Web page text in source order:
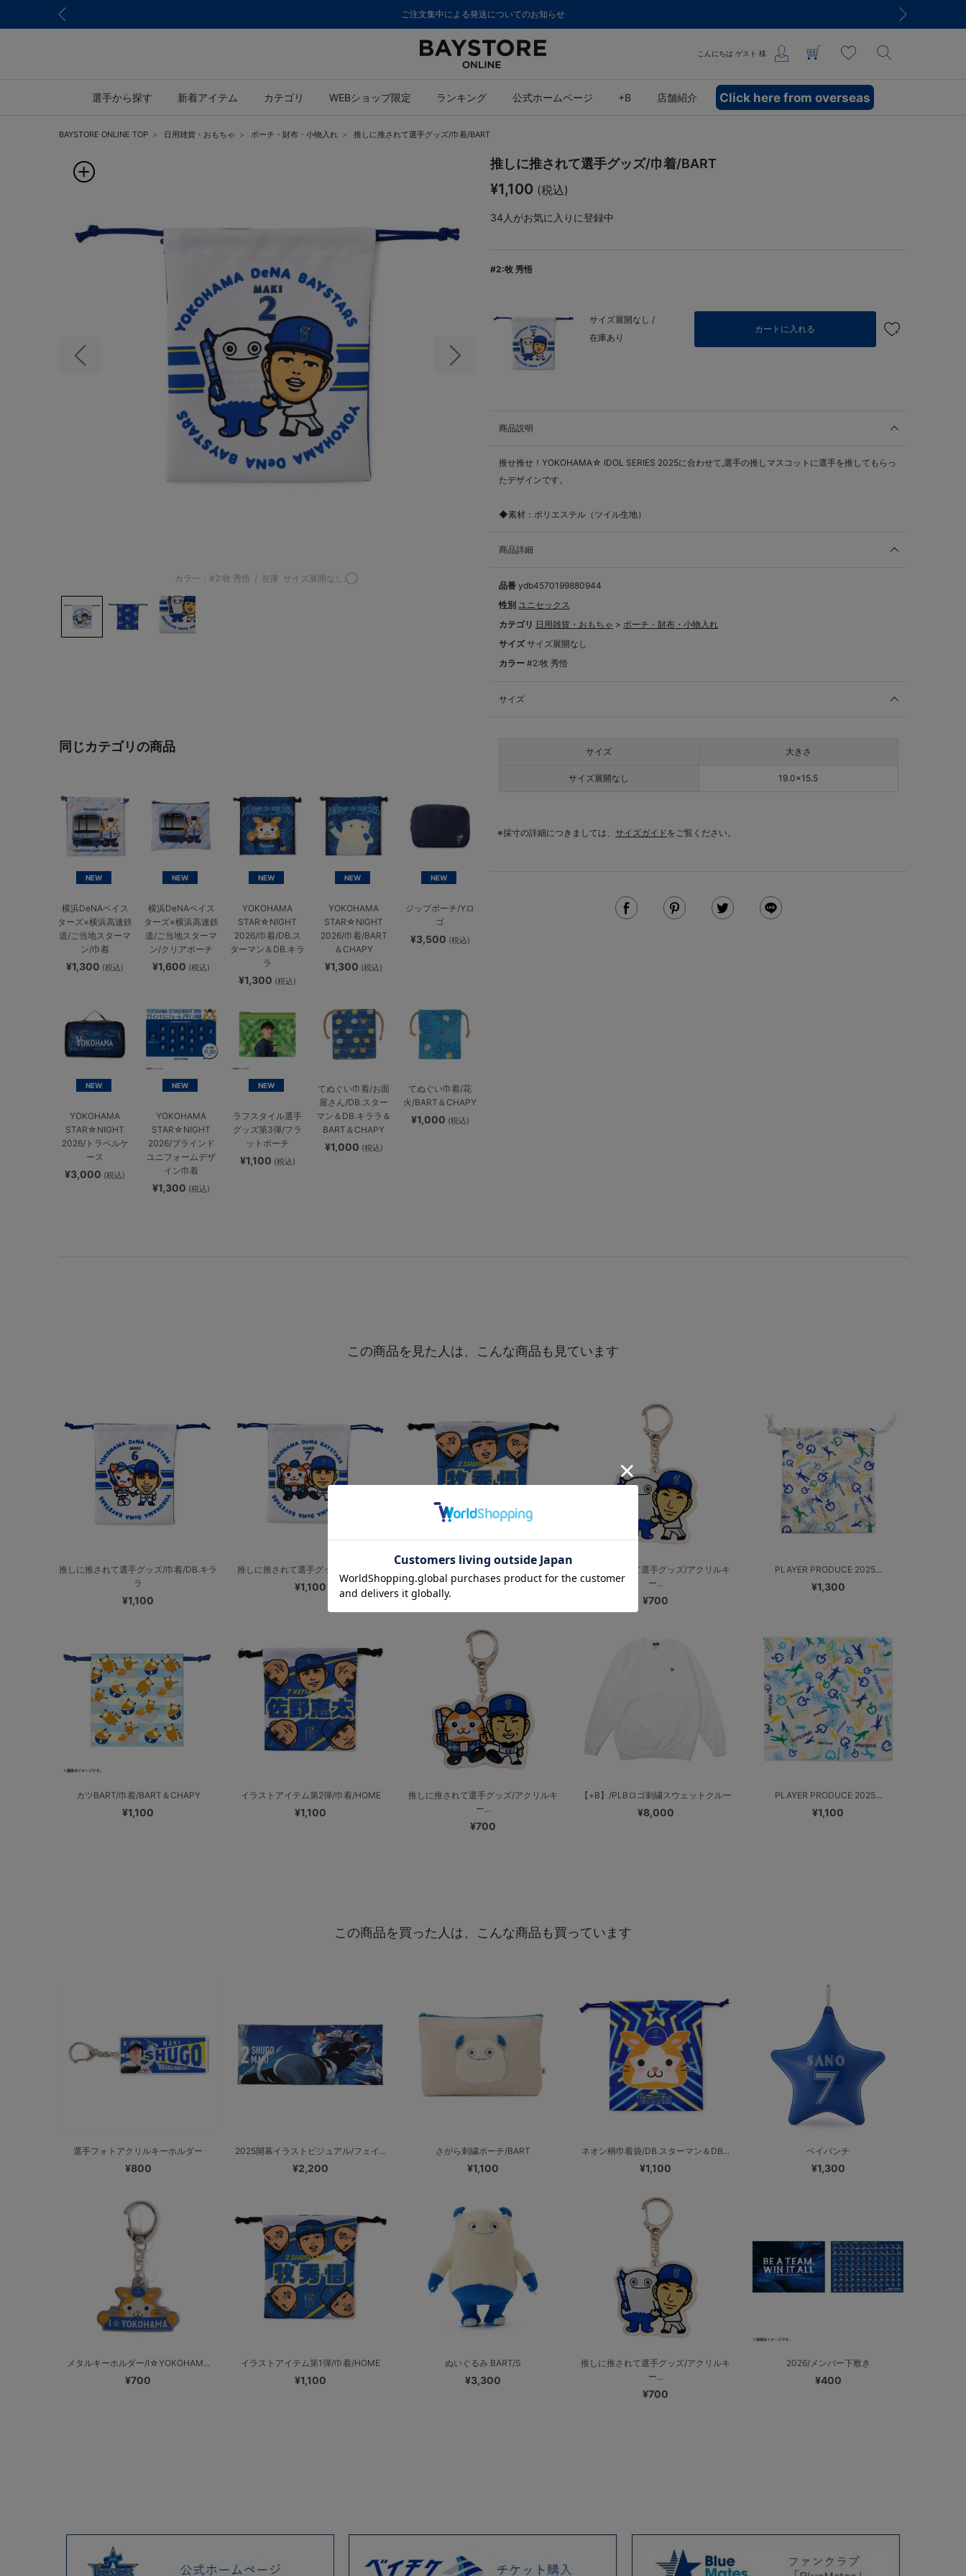
ご注文集中による発送についてのお知らせ
こんにちは ゲスト 様
選手から探す 新着アイテム カテゴリ WEBショップ限定 ランキング 公式ホームページ +B 店舗紹介 Click here from overseas
BAYSTORE ONLINE TOP 日用雑貨・おもちゃ ポーチ・財布・小物入れ 推しに推されて選手グッズ/巾着/BART
前の画像 次の画像
カラー：#2:牧 秀悟 / 在庫 サイズ展開なし:◯
同じカテゴリの商品
NEW
横浜DeNAベイス
ターズ×横浜高速鉄
道/ご当地スターマ
ン/巾着
¥1,300 (税込)
NEW
横浜DeNAベイス
ターズ×横浜高速鉄
道/ご当地スターマ
ン/クリアポーチ
¥1,600 (税込)
NEW
YOKOHAMA
STAR☆NIGHT
2026/巾着/DB.ス
ターマン＆DB.キラ
ラ
¥1,300 (税込)
NEW
YOKOHAMA
STAR☆NIGHT
2026/巾着/BART
＆CHAPY
¥1,300 (税込)
NEW
ジップポーチ/Yロ
ゴ
¥3,500 (税込)
NEW
YOKOHAMA
STAR☆NIGHT
2026/トラベルケ
ース
¥3,000 (税込)
NEW
YOKOHAMA
STAR☆NIGHT
2026/ブラインド
ユニフォームデザ
イン巾着
¥1,300 (税込)
NEW
ラフスタイル選手
グッズ第3弾/フラ
ットポーチ
¥1,100 (税込)
てぬぐい巾着/お面
屋さん/DB.スター
マン＆DB.キララ＆
BART＆CHAPY
¥1,000 (税込)
てぬぐい巾着/花
火/BART＆CHAPY
¥1,000 (税込)
推しに推されて選手グッズ/巾着/BART
¥1,100 (税込)
34 人がお気に入りに登録中
#2:牧 秀悟
サイズ展開なし /
在庫あり
カートに入れる
商品説明
推せ推せ！YOKOHAMA☆ IDOL SERIES 2025に合わせて,選手の推しマスコットに選手を推してもらっ
たデザインです。
◆素材：ポリエステル（ツイル生地）
商品詳細
品番 ydb4570199880944
性別 ユニセックス
カテゴリ 日用雑貨・おもちゃ > ポーチ・財布・小物入れ
サイズ サイズ展開なし
カラー #2:牧 秀悟
サイズ
サイズ 大きさ
サイズ展開なし 19.0×15.5
※採寸の詳細につきましては、 サイズガイドをご覧ください。
この商品を見た人は、こんな商品も見ています
推しに推されて選手グッズ/巾着/DB.キラ
ラ
¥1,100
推しに推されて選手グッズ/巾着/DB....
¥1,100
イラストアイテム第1弾/巾着/HOME
推しに推されて選手グッズ/アクリルキ
ー...
¥700
PLAYER PRODUCE 2025...
¥1,300
カツBART/巾着/BART＆CHAPY
¥1,100
イラストアイテム第2弾/巾着/HOME
¥1,100
推しに推されて選手グッズ/アクリルキ
ー...
¥700
【+B】/PLBロゴ刺繍スウェットクルー
¥8,000
PLAYER PRODUCE 2025...
¥1,100
この商品を買った人は、こんな商品も買っています
選手フォトアクリルキーホルダー
¥800
2025開幕イラストビジュアル/フェイ...
¥2,200
さがら刺繍ポーチ/BART
¥1,100
ネオン柄巾着袋/DB.スターマン＆DB...
¥1,100
ベイパンチ
¥1,300
メタルキーホルダー/I☆YOKOHAM...
¥700
イラストアイテム第1弾/巾着/HOME
¥1,100
ぬいぐるみ BART/S
¥3,300
推しに推されて選手グッズ/アクリルキ
ー...
¥700
2026/メンバー下敷き
¥400